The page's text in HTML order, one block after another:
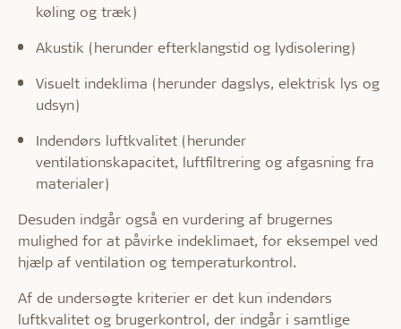
køling og træk)
Akustik (herunder efterklangstid og lydisolering)
Visuelt indeklima (herunder dagslys, elektrisk lys og
udsyn)
Indendørs luftkvalitet (herunder
ventilationskapacitet, luftfiltrering og afgasning fra
materialer)
Desuden indgår også en vurdering af brugernes
mulighed for at påvirke indeklimaet, for eksempel ved
hjælp af ventilation og temperaturkontrol.
Af de undersøgte kriterier er det kun indendørs
luftkvalitet og brugerkontrol, der indgår i samtlige